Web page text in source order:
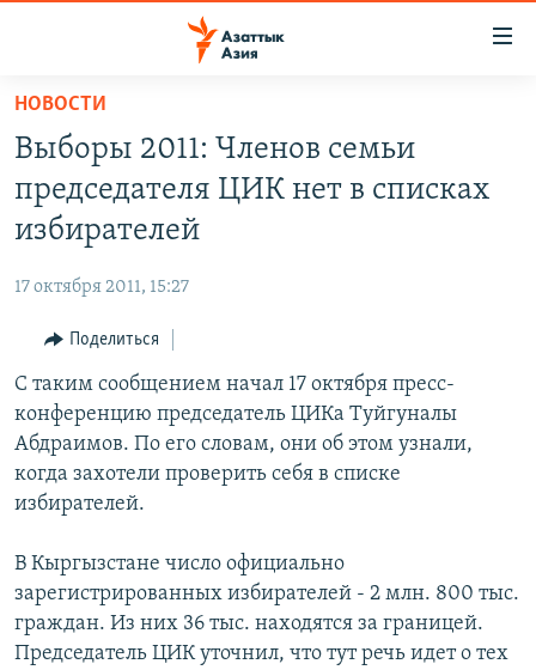
Вернуться
основному
содержанию
Вернутся
главной
навигации
Вернутся
поиску
ЦЕНТРАЛЬНАЯ АЗИЯ
КАЗАХСТАН
КЫРГЫЗСТАН
ТАДЖИКИСТАН
НОВОСТИ
ВОЙНА В УКРАИНЕ
ҚАЗАҚША
КЫРГЫЗЧА
ЎЗБЕКЧА
ТОҶИКӢ
TÜRKMENÇE
Все сайты РСЕ/РС
НОВОСТИ
Выборы 2011: Членов семьи
председателя ЦИК нет в списках
избирателей
17 октября 2011, 15:27
Поделиться
С таким сообщением начал 17 октября пресс-
конференцию председатель ЦИКа Туйгуналы
Абдраимов. По его словам, они об этом узнали,
когда захотели проверить себя в списке
избирателей.
В Кыргызстане число официально
зарегистрированных избирателей - 2 млн. 800 тыс.
граждан. Из них 36 тыс. находятся за границей.
Председатель ЦИК уточнил, что тут речь идет о тех